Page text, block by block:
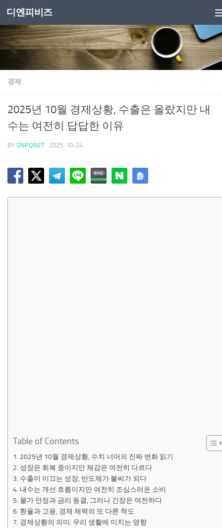
Skip to content
디엔피비즈
경제
2025년 10월 경제상황, 수출은 올랐지만 내
수는 여전히 답답한 이유
BY DNPQNET · 2025-10-24
Table of Contents
2025년 10월 경제상황, 수치 너머의 진짜 변화 읽기
성장은 회복 중이지만 체감은 여전히 다르다
수출이 이끄는 성장, 반도체가 불씨가 되다
내수는 개선 흐름이지만 여전히 조심스러운 소비
물가 안정과 금리 동결, 그러나 긴장은 여전하다
환율과 고용, 경제 체력의 또 다른 척도
경제상황의 의미: 우리 생활에 미치는 영향